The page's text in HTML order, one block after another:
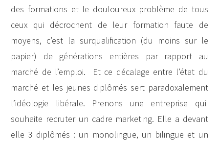
des formations et le douloureux problème de tous
ceux qui décrochent de leur formation faute de
moyens, c’est la surqualification (du moins sur le
papier) de générations entières par rapport au
marché de l’emploi. Et ce décalage entre l’état du
marché et les jeunes diplômés sert paradoxalement
l’idéologie libérale. Prenons une entreprise qui
souhaite recruter un cadre marketing. Elle a devant
elle 3 diplômés : un monolingue, un bilingue et un